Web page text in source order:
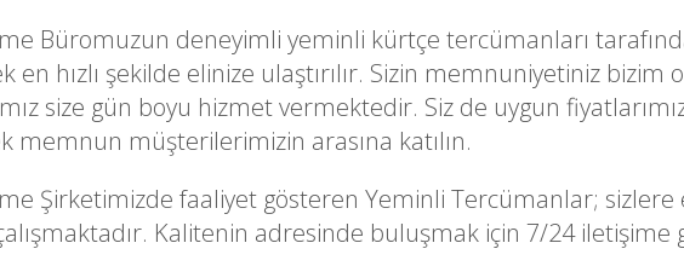
Büromuzun deneyimli yeminli kürtçe tercümanları
en hızlı şekilde elinize ulaştırılır. Sizin memnuniyetiniz
size gün boyu hizmet vermektedir. Siz de uygun
memnun müşterilerimizin arasına katılın.
Şirketimizde faaliyet gösteren Yeminli Tercümanlar;
Kalitenin adresinde buluşmak için 7/24 iletişime